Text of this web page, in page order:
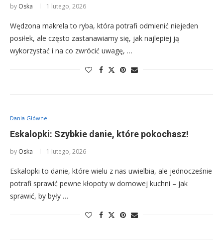
by Oska 1 lutego, 2026
Wędzona makrela to ryba, która potrafi odmienić niejeden
posiłek, ale często zastanawiamy się, jak najlepiej ją
wykorzystać i na co zwrócić uwagę, …
Dania Główne
Eskalopki: Szybkie danie, które pokochasz!
by Oska 1 lutego, 2026
Eskalopki to danie, które wielu z nas uwielbia, ale jednocześnie
potrafi sprawić pewne kłopoty w domowej kuchni – jak
sprawić, by były …